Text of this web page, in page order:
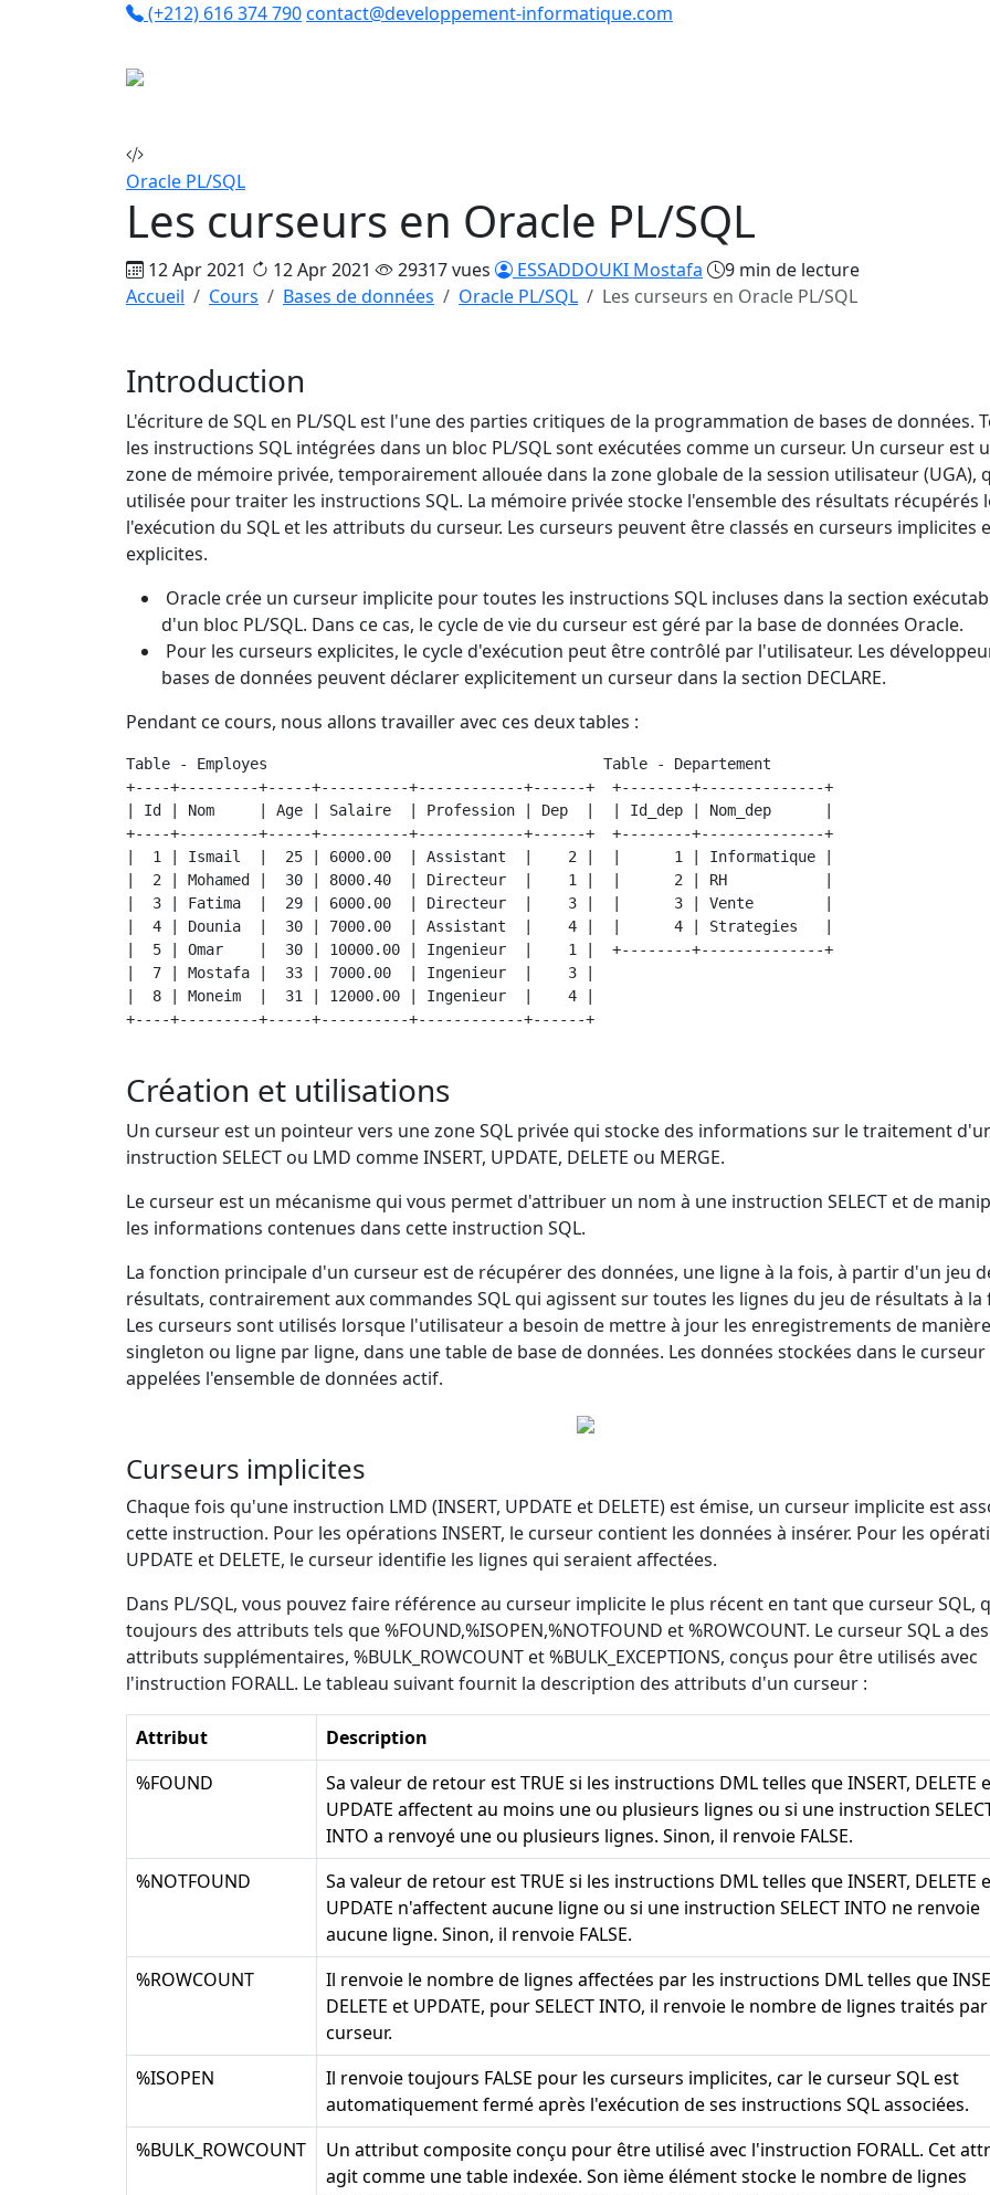
(+212) 616 374 790contact@developpement-informatique.com
Oracle PL/SQL
Les curseurs en Oracle PL/SQL
12 Apr 2021 12 Apr 2021 29317 vues ESSADDOUKI Mostafa
9 min de lecture
Accueil
Cours Bases de données Oracle PL/SQL Les curseurs en Oracle PL/SQL
Introduction
L'écriture de SQL en PL/SQL est l'une des parties critiques de la programmation de bases de données.
les instructions SQL intégrées dans un bloc PL/SQL sont exécutées comme un curseur. Un curseur est
zone de mémoire privée, temporairement allouée dans la zone globale de la session utilisateur (UGA),
utilisée pour traiter les instructions SQL. La mémoire privée stocke l'ensemble des résultats récupérés
l'exécution du SQL et les attributs du curseur. Les curseurs peuvent être classés en curseurs implicites
explicites.
Oracle crée un curseur implicite pour toutes les instructions SQL incluses dans la section
d'un bloc PL/SQL. Dans ce cas, le cycle de vie du curseur est géré par la base de données Oracle.
Pour les curseurs explicites, le cycle d'exécution peut être contrôlé par l'utilisateur. Les
bases de données peuvent déclarer explicitement un curseur dans la section DECLARE.
Pendant ce cours, nous allons travailler avec ces deux tables :
Table - Employes                                      Table - Departement
+----+---------+-----+----------+------------+------+  +--------+--------------+
| Id | Nom     | Age | Salaire  | Profession | Dep  |  | Id_dep | Nom_dep      |
+----+---------+-----+----------+------------+------+  +--------+--------------+
|  1 | Ismail  |  25 | 6000.00  | Assistant  |    2 |  |      1 | Informatique |
|  2 | Mohamed |  30 | 8000.40  | Directeur  |    1 |  |      2 | RH           |
|  3 | Fatima  |  29 | 6000.00  | Directeur  |    3 |  |      3 | Vente        |
|  4 | Dounia  |  30 | 7000.00  | Assistant  |    4 |  |      4 | Strategies   |
|  5 | Omar    |  30 | 10000.00 | Ingenieur  |    1 |  +--------+--------------+
|  7 | Mostafa |  33 | 7000.00  | Ingenieur  |    3 |
|  8 | Moneim  |  31 | 12000.00 | Ingenieur  |    4 |
+----+---------+-----+----------+------------+------+
Création et utilisations
Un curseur est un pointeur vers une zone SQL privée qui stocke des informations sur le traitement
instruction SELECT ou LMD comme INSERT, UPDATE, DELETE ou MERGE.
Le curseur est un mécanisme qui vous permet d'attribuer un nom à une instruction SELECT et de
les informations contenues dans cette instruction SQL.
La fonction principale d'un curseur est de récupérer des données, une ligne à la fois, à partir d'un jeu
résultats, contrairement aux commandes SQL qui agissent sur toutes les lignes du jeu de résultats à la
Les curseurs sont utilisés lorsque l'utilisateur a besoin de mettre à jour les enregistrements de manière
singleton ou ligne par ligne, dans une table de base de données. Les données stockées dans le
appelées l'ensemble de données actif.
Curseurs implicites
Chaque fois qu'une instruction LMD (INSERT, UPDATE et DELETE) est émise, un curseur implicite est
cette instruction. Pour les opérations INSERT, le curseur contient les données à insérer. Pour les
UPDATE et DELETE, le curseur identifie les lignes qui seraient affectées.
Dans PL/SQL, vous pouvez faire référence au curseur implicite le plus récent en tant que curseur SQL,
toujours des attributs tels que %FOUND,%ISOPEN,%NOTFOUND et %ROWCOUNT. Le curseur SQL a des
attributs supplémentaires, %BULK_ROWCOUNT et %BULK_EXCEPTIONS, conçus pour être utilisés avec
l'instruction FORALL. Le tableau suivant fournit la description des attributs d'un curseur :
Attribut
Description
%FOUND
Sa valeur de retour est TRUE si les instructions DML telles que INSERT, DELETE
UPDATE affectent au moins une ou plusieurs lignes ou si une instruction
INTO a renvoyé une ou plusieurs lignes. Sinon, il renvoie FALSE.
%NOTFOUND
Sa valeur de retour est TRUE si les instructions DML telles que INSERT, DELETE
UPDATE n'affectent aucune ligne ou si une instruction SELECT INTO ne renvoie
aucune ligne. Sinon, il renvoie FALSE.
%ROWCOUNT
Il renvoie le nombre de lignes affectées par les instructions DML telles que
DELETE et UPDATE, pour SELECT INTO, il renvoie le nombre de lignes traités
curseur.
%ISOPEN
Il renvoie toujours FALSE pour les curseurs implicites, car le curseur SQL est
automatiquement fermé après l'exécution de ses instructions SQL associées.
%BULK_ROWCOUNT
Un attribut composite conçu pour être utilisé avec l'instruction FORALL. Cet
agit comme une table indexée. Son ième élément stocke le nombre de lignes